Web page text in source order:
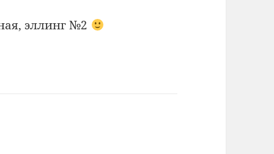
эллинг №2